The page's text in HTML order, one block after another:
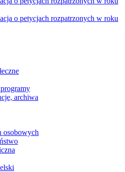
o petycjach rozpatrzonych w roku
archiwa
osobowych